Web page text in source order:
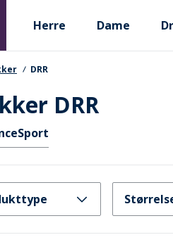
Herre Dame
DRR
DRR
Sport